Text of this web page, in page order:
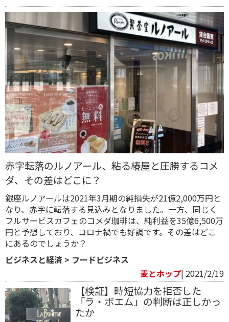
赤字転落のルノアール、粘る椿屋と圧勝するコメ
ダ、その差はどこに？
銀座ルノアールは2021年3月期の純損失が21億2,000万円と
なり、赤字に転落する見込みとなりました。一方、同じく
フルサービスカフェのコメダ珈琲は、純利益を35億6,500万
円と予想しており、コロナ禍でも好調です。その差はどこ
にあるのでしょうか？
ビジネスと経済 > フードビジネス
麦とホップ| 2021/2/19
【検証】時短協力を拒否した
「ラ・ボエム」の判断は正しかっ
たか